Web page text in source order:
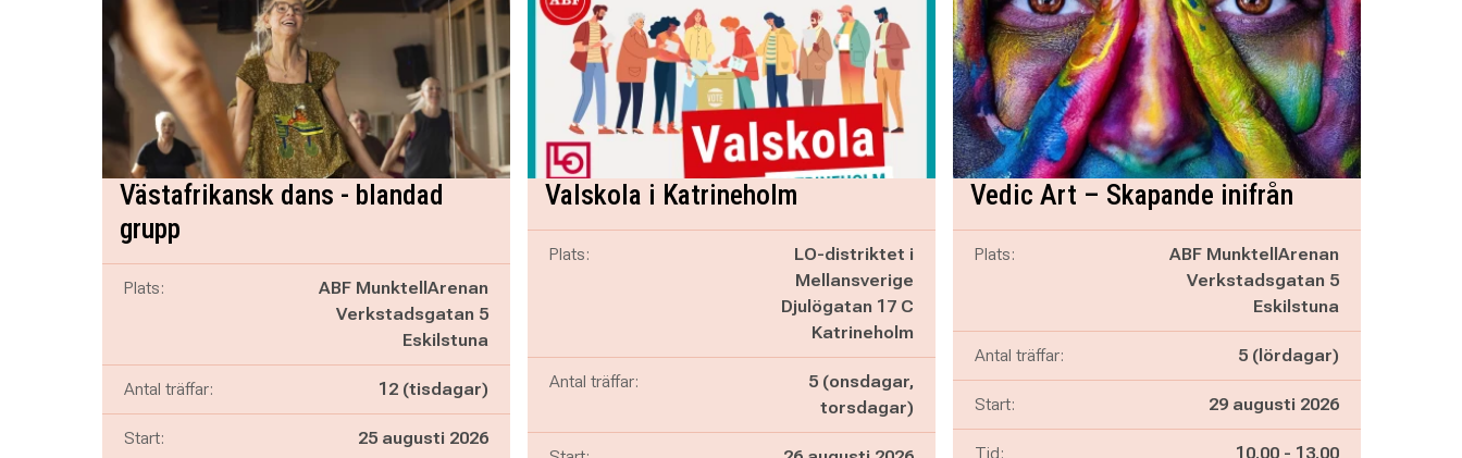
Västafrikansk dans - blandad
grupp
Plats:
ABF MunktellArenan
Verkstadsgatan 5
Eskilstuna
Antal träffar: 12 (tisdagar)
Start: 25 augusti 2026
Valskola i Katrineholm
Plats:
LO-distriktet i
Mellansverige
Djulögatan 17 C
Katrineholm
Antal träffar:
5 (onsdagar,
torsdagar)
Vedic Art – Skapande inifrån
Plats:
ABF MunktellArenan
Verkstadsgatan 5
Eskilstuna
Antal träffar: 5 (lördagar)
Start: 29 augusti 2026
Tid: Pågår mellan
10.00 - och
13.00